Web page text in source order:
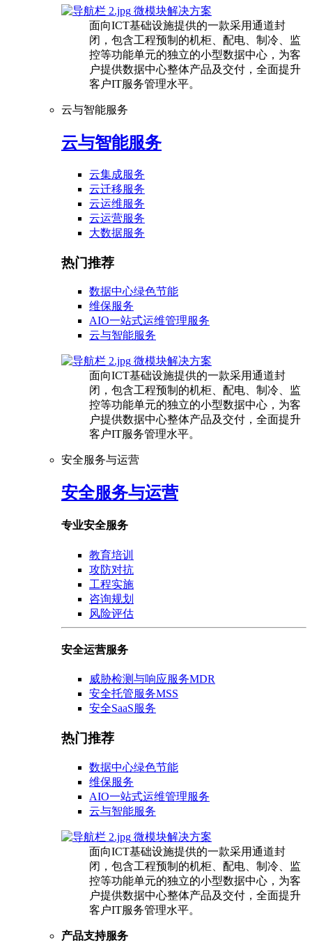
微模块解决方案
面向ICT基础设施提供的一款采用通道封
闭，包含工程预制的机柜、配电、制冷、监
控等功能单元的独立的小型数据中心，为客
户提供数据中心整体产品及交付，全面提升
客户IT服务管理水平。
云与智能服务
云与智能服务
云集成服务
云迁移服务
云运维服务
云运营服务
大数据服务
热门推荐
数据中心绿色节能
维保服务
AIO一站式运维管理服务
云与智能服务
微模块解决方案
面向ICT基础设施提供的一款采用通道封
闭，包含工程预制的机柜、配电、制冷、监
控等功能单元的独立的小型数据中心，为客
户提供数据中心整体产品及交付，全面提升
客户IT服务管理水平。
安全服务与运营
安全服务与运营
专业安全服务
教育培训
攻防对抗
工程实施
咨询规划
风险评估
安全运营服务
威胁检测与响应服务MDR
安全托管服务MSS
安全SaaS服务
热门推荐
数据中心绿色节能
维保服务
AIO一站式运维管理服务
云与智能服务
微模块解决方案
面向ICT基础设施提供的一款采用通道封
闭，包含工程预制的机柜、配电、制冷、监
控等功能单元的独立的小型数据中心，为客
户提供数据中心整体产品及交付，全面提升
客户IT服务管理水平。
产品支持服务